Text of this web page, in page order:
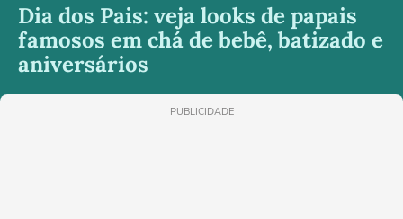
Dia dos Pais: veja looks de papais
famosos em chá de bebê, batizado e
aniversários
PUBLICIDADE